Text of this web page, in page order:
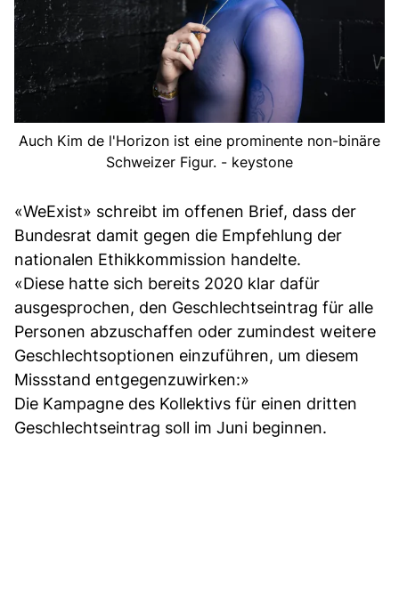
Auch Kim de l'Horizon ist eine prominente non-binäre
Schweizer Figur. - keystone
«WeExist» schreibt im offenen Brief, dass der
Bundesrat damit gegen die Empfehlung der
nationalen Ethikkommission handelte.
«Diese hatte sich bereits 2020 klar dafür
ausgesprochen, den Geschlechtseintrag für alle
Personen abzuschaffen oder zumindest weitere
Geschlechtsoptionen einzuführen, um diesem
Missstand entgegenzuwirken:»
Die Kampagne des Kollektivs für einen dritten
Geschlechtseintrag soll im Juni beginnen.